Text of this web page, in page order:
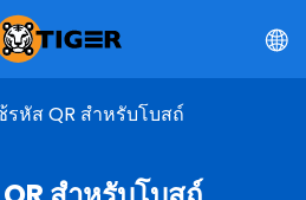
รหัส QR สำหรับโบสถ์